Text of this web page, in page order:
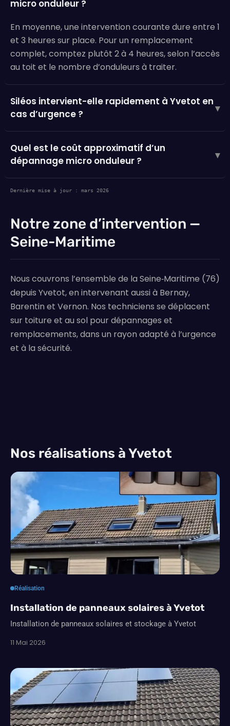
micro onduleur ?
En moyenne, une intervention courante dure entre 1
et 3 heures sur place. Pour un remplacement
complet, comptez plutôt 2 à 4 heures, selon l’accès
au toit et le nombre d’onduleurs à traiter.
Siléos intervient-elle rapidement à Yvetot en
cas d’urgence ?
▾
Quel est le coût approximatif d’un
dépannage micro onduleur ?
▾
Dernière mise à jour : mars 2026
Notre zone d’intervention —
Seine-Maritime
Nous couvrons l’ensemble de la Seine‑Maritime (76)
depuis Yvetot, en intervenant aussi à Bernay,
Barentin et Vernon. Nos techniciens se déplacent
sur toiture et au sol pour dépannages et
remplacements, dans un rayon adapté à l’urgence
et à la sécurité.
Nos réalisations à Yvetot
Réalisation
Installation de panneaux solaires à Yvetot
Installation de panneaux solaires et stockage à Yvetot
11 Mai 2026